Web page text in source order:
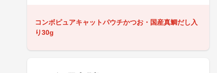
コンボピュアキャットパウチかつお・国産真鯛だし入
り30g